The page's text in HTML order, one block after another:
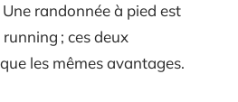
randonnée à pied est
; ces deux
les mêmes avantages.